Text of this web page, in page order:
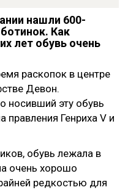
нашли 600-
Как
лет обувь очень
раскопок в центре
Девон.
носивший эту обувь
правления Генриха V и
обувь лежала в
очень хорошо
редкостью для